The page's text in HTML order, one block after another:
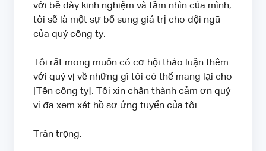
với bề dày kinh nghiệm và tầm nhìn của mình,
tôi sẽ là một sự bổ sung giá trị cho đội ngũ
của quý công ty.
Tôi rất mong muốn có cơ hội thảo luận thêm
với quý vị về những gì tôi có thể mang lại cho
[Tên công ty]. Tôi xin chân thành cảm ơn quý
vị đã xem xét hồ sơ ứng tuyển của tôi.
Trân trọng,